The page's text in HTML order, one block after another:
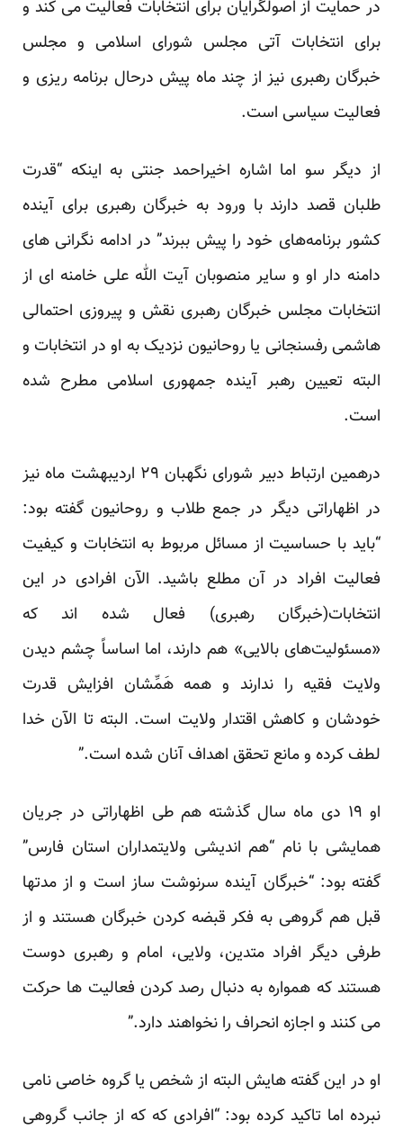
در حمایت از اصولگرایان برای انتخابات فعالیت می کند و
برای انتخابات آتی مجلس شورای اسلامی و مجلس
خبرگان رهبری نیز از چند ماه پیش درحال برنامه ریزی و
فعالیت سیاسی است.
از دیگر سو اما اشاره اخیراحمد جنتی به اینکه “قدرت
طلبان قصد دارند با ورود به خبرگان رهبری برای آینده
کشور برنامه‌های خود را پیش ببرند” در ادامه نگرانی های
دامنه دار او و سایر منصوبان آیت الله علی خامنه ای از
انتخابات مجلس خبرگان رهبری نقش و پیروزی احتمالی
هاشمی رفسنجانی یا روحانیون نزدیک به او در انتخابات و
البته تعیین رهبر آینده جمهوری اسلامی مطرح شده
است.
درهمین ارتباط دبیر شورای نگهبان ۲۹ اردیبهشت ماه نیز
در اظهاراتی دیگر در جمع طلاب و روحانیون گفته بود:
“باید با حساسیت از مسائل مربوط به انتخابات و کیفیت
فعالیت افراد در آن مطلع باشید. الآن افرادی در این
انتخابات(خبرگان رهبری) فعال شده اند که
«مسئولیت‌های بالایی» هم دارند، اما اساساً چشم دیدن
ولایت فقیه را ندارند و همه هَمِّشان افزایش قدرت
خودشان و کاهش اقتدار ولایت است. البته تا الآن خدا
لطف کرده و مانع تحقق اهداف آنان شده است.”
او ۱۹ دی ماه سال گذشته هم طی اظهاراتی در جریان
همایشی با نام “هم اندیشی ولایتمداران استان فارس”
گفته بود: “خبرگان آینده سرنوشت ساز است و از مدتها
قبل هم گروهی به فکر قبضه کردن خبرگان هستند و از
طرفی دیگر افراد متدین، ولایی، امام و رهبری دوست
هستند که همواره به دنبال رصد کردن فعالیت ها حرکت
می کنند و اجازه انحراف را نخواهند دارد.”
او در این گفته هایش البته از شخص یا گروه خاصی نامی
نبرده اما تاکید کرده بود: “افرادی که که از جانب گروهی